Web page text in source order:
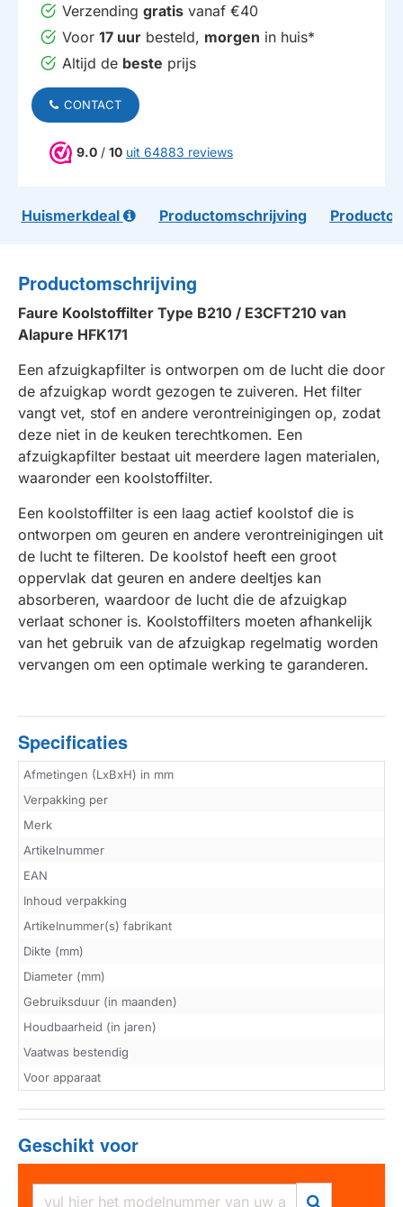
Verzending gratis vanaf €40
Voor 17 uur besteld, morgen in huis*
Altijd de beste prijs
CONTACT
9.0 / 10 uit 64883 reviews
Huismerkdeal Productomschrijving
Productomschrijving
Faure Koolstoffilter Type B210 / E3CFT210 van
Alapure HFK171
Een afzuigkapfilter is ontworpen om de lucht die door
de afzuigkap wordt gezogen te zuiveren. Het filter
vangt vet, stof en andere verontreinigingen op, zodat
deze niet in de keuken terechtkomen. Een
afzuigkapfilter bestaat uit meerdere lagen materialen,
waaronder een koolstoffilter.
Een koolstoffilter is een laag actief koolstof die is
ontworpen om geuren en andere verontreinigingen uit
de lucht te filteren. De koolstof heeft een groot
oppervlak dat geuren en andere deeltjes kan
absorberen, waardoor de lucht die de afzuigkap
verlaat schoner is. Koolstoffilters moeten afhankelijk
van het gebruik van de afzuigkap regelmatig worden
vervangen om een optimale werking te garanderen.
Specificaties
Afmetingen (LxBxH) in mm
Verpakking per
Merk
Artikelnummer
EAN
Inhoud verpakking
Artikelnummer(s) fabrikant
Dikte (mm)
Diameter (mm)
Gebruiksduur (in maanden)
Houdbaarheid (in jaren)
Vaatwas bestendig
Voor apparaat
Geschikt voor